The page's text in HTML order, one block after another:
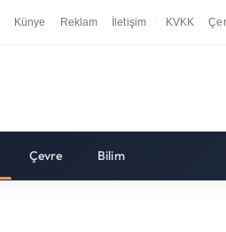
Künye Reklam İletişim KVKK
Çevre Bilim